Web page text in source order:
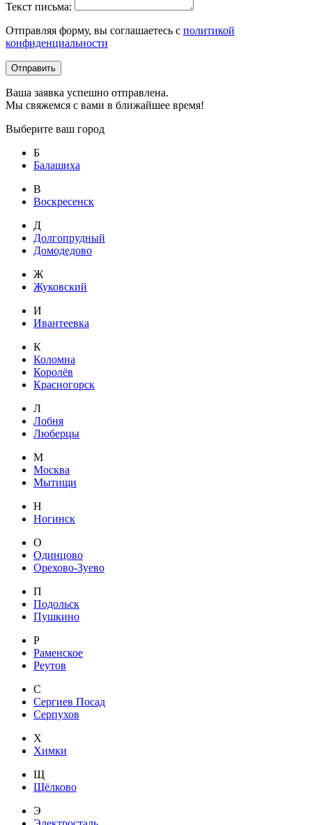
Текст письма:
Отправляя форму, вы соглашаетесь с политикой
конфиденциальности
Отправить
Ваша заявка успешно отправлена.
Мы свяжемся с вами в ближайшее время!
Выберите ваш город
Б
Балашиха
В
Воскресенск
Д
Долгопрудный
Домодедово
Ж
Жуковский
И
Ивантеевка
К
Коломна
Королёв
Красногорск
Л
Лобня
Люберцы
М
Москва
Мытищи
Н
Ногинск
О
Одинцово
Орехово-Зуево
П
Подольск
Пушкино
Р
Раменское
Реутов
С
Сергиев Посад
Серпухов
Х
Химки
Щ
Щёлково
Э